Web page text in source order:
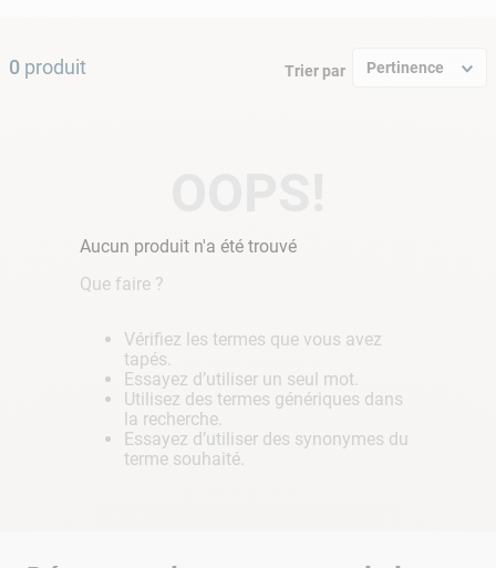
0 produit Trier par Pertinence
Aucun produit n'a été trouvé
Que faire ?
Vérifiez les termes que vous avez
tapés.
Essayez d’utiliser un seul mot.
Utilisez des termes génériques dans
la recherche.
Essayez d’utiliser des synonymes du
terme souhaité.